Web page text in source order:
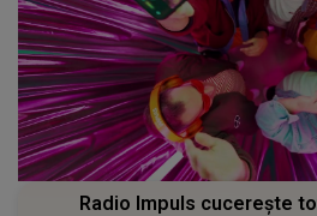
Radio Impuls cucerește